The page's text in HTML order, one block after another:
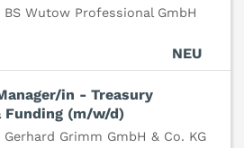
BS Wutow Professional GmbH
NEU
in - Treasury
Funding (m/w/d)
Gerhard Grimm GmbH & Co. KG